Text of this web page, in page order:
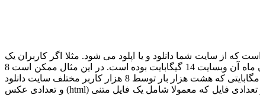
که از سایت شما دانلود و یا اپلود می شود. مثلا اگر کاربران یک
وبسایت مجموعا در یک ماه به اندازه ی 8 گیگابایت فایل از سایت دانلود و 6 گیگابایت فایل به آن آپلود کرده باشید میزان پهنای باند مصرفی آن ماه آن وبسایت 14 گیگابایت بوده است. در این مثال ممکن است 8
گیگابایت فضای مصرف شده مثلا مربوط به دانلود یک گیگا بایتی باشد که 8 بار توسط 8 کاربر مختلف سایت انجام داده باشند و یا یک فایک یک مگابایتی که هشت هزار بار توسط 8 هزار کاربر مختلف سایت دانلود
شده باشد. توجه داشته باشید که دیدن صفحات نیز خود نوعی دانلود است زیرا هر بار که شما یک صفحه ی اینترنتی را می بینید مجموعه ای از تعدادی فایل که معمولا شامل یک فایل متنی (html) و تعدادی عکس